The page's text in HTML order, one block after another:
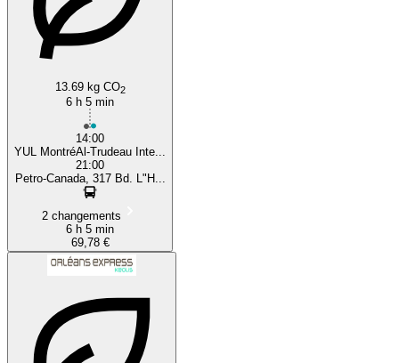
13.69 kg CO2
6 h 5 min
14:00
YUL MontréAl-Trudeau Inte...
21:00
Petro-Canada, 317 Bd. L"H...
2 changements
6 h 5 min
69,78 €